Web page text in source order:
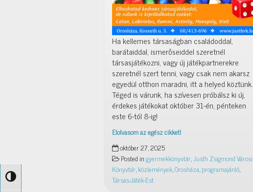
Nagy kontraszt váltása
Ha kellemes társaságban családoddal,
barátaiddal, ismerőseiddel szeretnél
társasjátékozni, vagy új játékpartnerekre
szeretnél szert tenni, vagy csak nem akarsz
egyedül otthon maradni, itt a helyed köztünk.
Téged is várunk, ha szívesen próbálsz ki új,
érdekes játékokat október 31-én, pénteken
este 6-tól 8-ig!
Elolvasom az egész cikket!
Társas-
Játék-
Est
–
2025.
október 27, 2025
Posted ingyermekkönyvtár,Justh Zsigmond Városi
Könyvtár,közlemények,Orosháza,programajánló,
Társas-Játék-Est